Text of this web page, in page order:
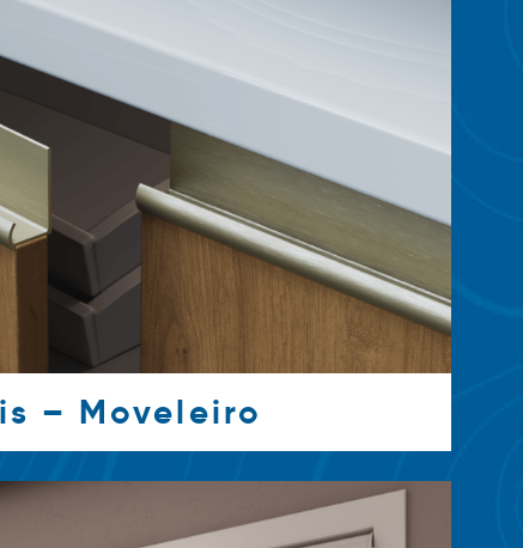
– Moveleiro